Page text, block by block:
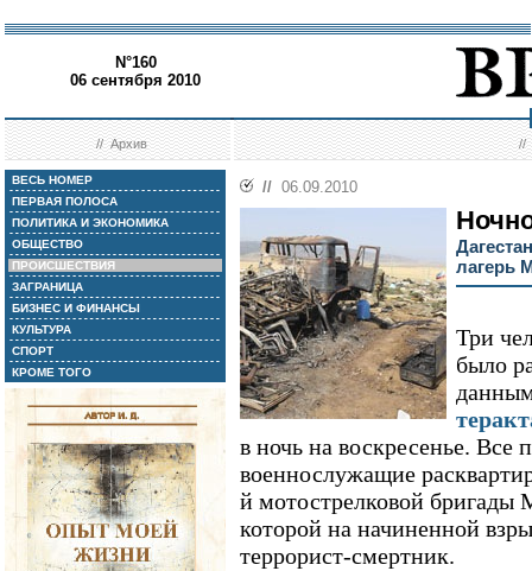
N°160
06 сентября 2010
//Архив //
ВЕСЬ НОМЕР
ПЕРВАЯ ПОЛОСА
ПОЛИТИКА И ЭКОНОМИКА
ОБЩЕСТВО
ПРОИСШЕСТВИЯ
ЗАГРАНИЦА
БИЗНЕС И ФИНАНСЫ
КУЛЬТУРА
СПОРТ
КРОМЕ ТОГО
// 06.09.2010
лагерь
Три
было
в ночь на воскресенье. Все
военнослужащие
й мотострелковой бригады
которой на начиненной
террорист-смертник.